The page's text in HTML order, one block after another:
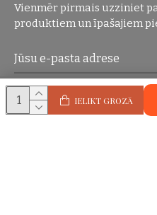
IELIKT GROZĀ
Vienmēr pirmais uzziniet
produktiem un īpašajiem
Esmu iepazinies(-usies) ar sadaļu
piekrītu visiem minētajiem